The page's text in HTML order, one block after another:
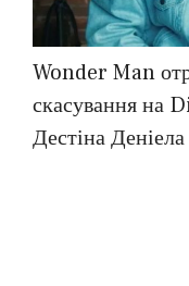
Wonder Man
скасування на
Дестіна